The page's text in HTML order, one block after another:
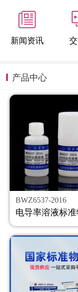
新闻资讯
产品中心
BWZ6537-2016
电导率溶液标
定制标物
定制仪器
新闻资讯
公司主页
购物车
会员中心
联系我们
返回主页